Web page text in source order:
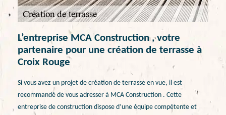
L’entreprise MCA Construction , votre
partenaire pour une création de terrasse à
Croix Rouge
Si vous avez un projet de création de terrasse en vue, il est
recommandé de vous adresser à MCA Construction . Cette
entreprise de construction dispose d’une équipe compétente et